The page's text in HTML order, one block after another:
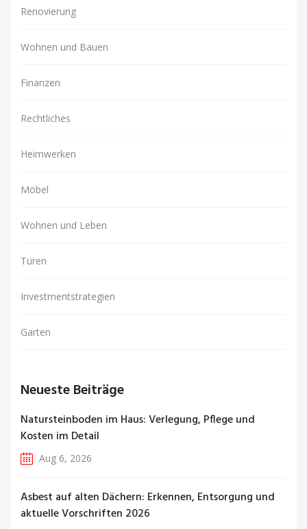
Renovierung
Wohnen und Bauen
Finanzen
Rechtliches
Heimwerken
Möbel
Wohnen und Leben
Türen
Investmentstrategien
Garten
Neueste Beiträge
Natursteinboden im Haus: Verlegung, Pflege und
Kosten im Detail
Aug 6, 2026
Asbest auf alten Dächern: Erkennen, Entsorgung und
aktuelle Vorschriften 2026